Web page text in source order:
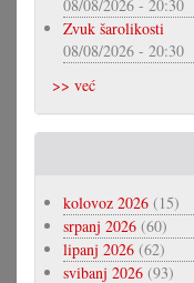
08/08/2026 - 20:30
Zvuk šarolikosti
08/08/2026 - 20:30
>> već
kolovoz 2026 (15)
srpanj 2026 (60)
lipanj 2026 (62)
svibanj 2026 (93)